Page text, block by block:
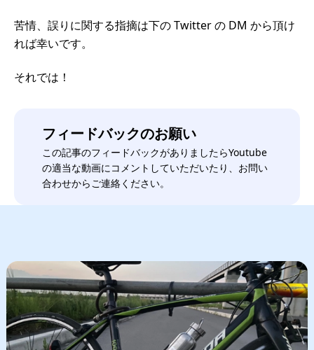
苦情、誤りに関する指摘は下の Twitter の DM から頂け
れば幸いです。
それでは！
フィードバックのお願い
この記事のフィードバックがありましたらYoutube
の適当な動画にコメントしていただいたり、お問い
合わせからご連絡ください。